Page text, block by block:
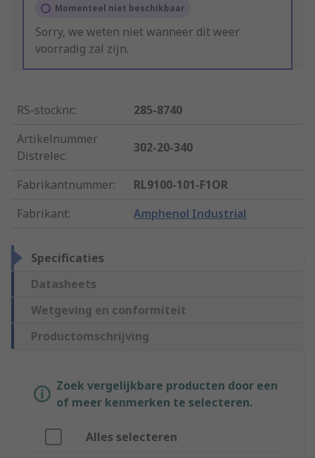
Momenteel niet beschikbaar
Sorry, we weten niet wanneer dit weer
voorradig zal zijn.
RS-stocknr.:
285-8740
Artikelnummer
Distrelec:
302-20-340
Fabrikantnummer:
RL9100-101-F1OR
Fabrikant: Amphenol Industrial
Specificaties
Datasheets
Wetgeving en conformiteit
Productomschrijving
Zoek vergelijkbare producten door een
of meer kenmerken te selecteren.
Alles selecteren